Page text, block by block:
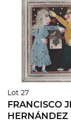
Lot 27
FRANCISCO
HERNÁNDEZ